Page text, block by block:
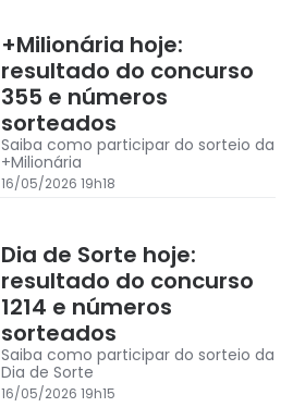
+Milionária hoje:
resultado do concurso
355 e números
sorteados
Saiba como participar do sorteio da
+Milionária
16/05/2026 19h18
Dia de Sorte hoje:
resultado do concurso
1214 e números
sorteados
Saiba como participar do sorteio da
Dia de Sorte
16/05/2026 19h15